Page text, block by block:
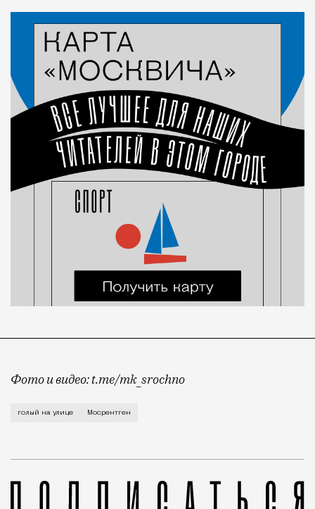
Фото и видео: t.me/mk_srochno
Иначе чем весенним обострением поступок
голый на улице Мосрентген